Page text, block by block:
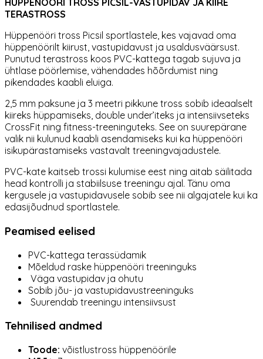
HÜPPENÖÖRI TROSS PICSIL-VASTUPIDAV JA KIIRE
TERASTROSS
Hüppenööri tross Picsil sportlastele, kes vajavad oma
hüppenöörilt kiirust, vastupidavust ja usaldusväärsust.
Punutud terastross koos PVC-kattega tagab sujuva ja
ühtlase pöörlemise, vähendades hõõrdumist ning
pikendades kaabli eluiga.
2,5 mm paksune ja 3 meetri pikkune tross sobib ideaalselt
kiireks hüppamiseks, double under’iteks ja intensiivseteks
CrossFit ning fitness-treeninguteks. See on suurepärane
valik nii kulunud kaabli asendamiseks kui ka hüppenööri
isikupärastamiseks vastavalt treeningvajadustele.
PVC-kate kaitseb trossi kulumise eest ning aitab säilitada
head kontrolli ja stabiilsuse treeningu ajal. Tänu oma
kergusele ja vastupidavusele sobib see nii algajatele kui ka
edasijõudnud sportlastele.
Peamised eelised
PVC-kattega terassüdamik
Mõeldud raske hüppenööri treeninguks
Väga vastupidav ja ohutu
Sobib jõu- ja vastupidavustreeninguks
Suurendab treeningu intensiivsust
Tehnilised andmed
Toode: võistlustross hüppenöörile